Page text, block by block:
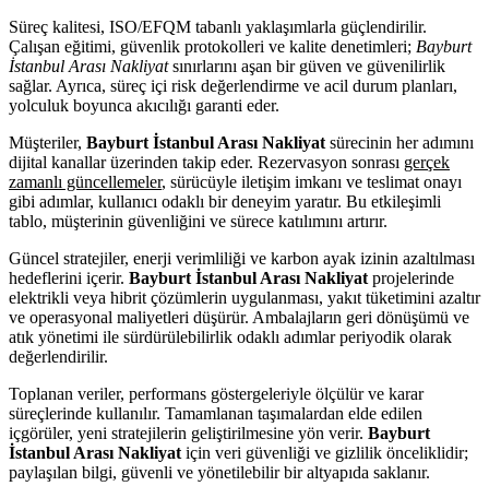
Süreç kalitesi, ISO/EFQM tabanlı yaklaşımlarla güçlendirilir.
Çalışan eğitimi, güvenlik protokolleri ve kalite denetimleri; Bayburt
İstanbul Arası Nakliyatsınırlarını aşan bir güven ve güvenilirlik
sağlar. Ayrıca, süreç içi risk değerlendirme ve acil durum planları,
yolculuk boyunca akıcılığı garanti eder.
Müşteriler, Bayburt İstanbul Arası Nakliyat sürecinin her adımını
dijital kanallar üzerinden takip eder. Rezervasyon sonrası gerçek
zamanlı güncellemeler, sürücüyle iletişim imkanı ve teslimat onayı
gibi adımlar, kullanıcı odaklı bir deneyim yaratır. Bu etkileşimli
tablo, müşterinin güvenliğini ve sürece katılımını artırır.
Güncel stratejiler, enerji verimliliği ve karbon ayak izinin azaltılması
hedeflerini içerir. Bayburt İstanbul Arası Nakliyat projelerinde
elektrikli veya hibrit çözümlerin uygulanması, yakıt tüketimini azaltır
ve operasyonal maliyetleri düşürür. Ambalajların geri dönüşümü ve
atık yönetimi ile sürdürülebilirlik odaklı adımlar periyodik olarak
değerlendirilir.
Toplanan veriler, performans göstergeleriyle ölçülür ve karar
süreçlerinde kullanılır. Tamamlanan taşımalardan elde edilen
içgörüler, yeni stratejilerin geliştirilmesine yön verir. Bayburt
İstanbul Arası Nakliyat için veri güvenliği ve gizlilik önceliklidir;
paylaşılan bilgi, güvenli ve yönetilebilir bir altyapıda saklanır.